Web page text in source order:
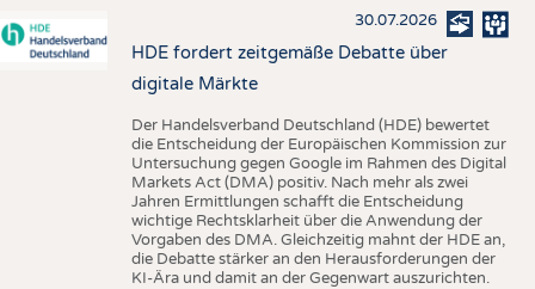
30.07.2026
HDE fordert zeitgemäße Debatte über
digitale Märkte
Der Handelsverband Deutschland (HDE) bewertet
die Entscheidung der Europäischen Kommission zur
Untersuchung gegen Google im Rahmen des Digital
Markets Act (DMA) positiv. Nach mehr als zwei
Jahren Ermittlungen schafft die Entscheidung
wichtige Rechtsklarheit über die Anwendung der
Vorgaben des DMA. Gleichzeitig mahnt der HDE an,
die Debatte stärker an den Herausforderungen der
KI-Ära und damit an der Gegenwart auszurichten.